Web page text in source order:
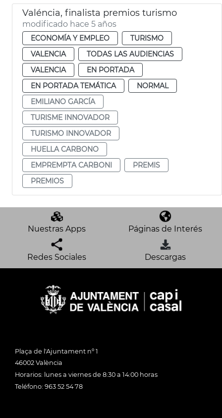
Valéncia, finalista premios turismo
modificado hace 5 años
ECONOMÍA Y EMPLEO
TURISMO
VALENCIA
TODAS LAS AUDIENCIAS
VALENCIA
EN PORTADA
EN PORTADA TEMÁTICA
NORMAL
EMILIANO GARCÍA
TURISME INNOVADOR
TURISMO INNOVADOR
HUELLA CARBONO
EMPREMPTA CARBONI
PREMIS
PREMIOS
Nuestras Apps Páginas de Interés
Redes Sociales Descargas
Plaça de l'Ajuntament nº 1
46002 València
Horarios: lunes a viernes de 8:30 a 14:00 horas
Teléfono: 963 52 54 78